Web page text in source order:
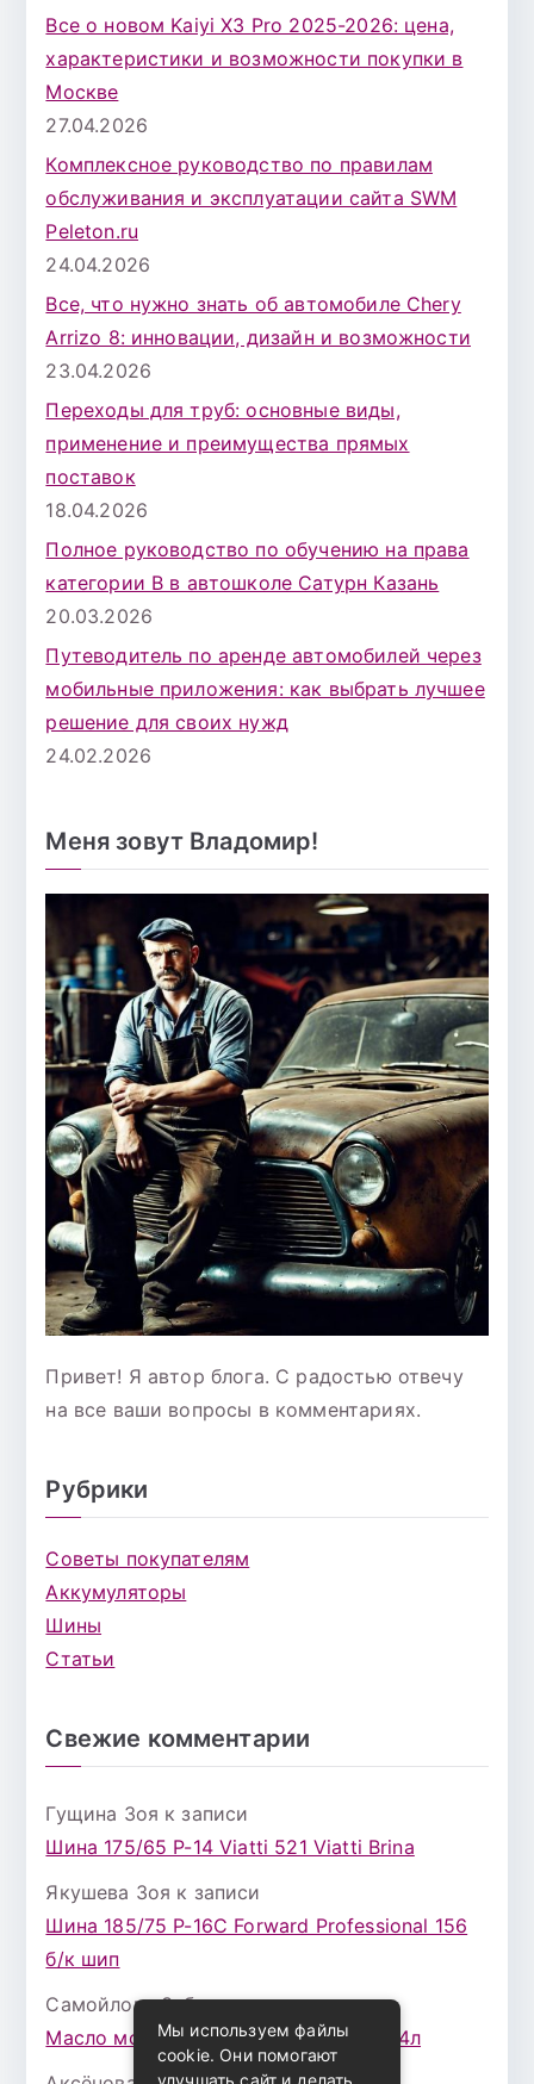
Все о новом Kaiyi X3 Pro 2025-2026: цена,
характеристики и возможности покупки в
Москве
27.04.2026
Комплексное руководство по правилам
обслуживания и эксплуатации сайта SWM
Peleton.ru
24.04.2026
Все, что нужно знать об автомобиле Chery
Arrizo 8: инновации, дизайн и возможности
23.04.2026
Переходы для труб: основные виды,
применение и преимущества прямых
поставок
18.04.2026
Полное руководство по обучению на права
категории B в автошколе Сатурн Казань
20.03.2026
Путеводитель по аренде автомобилей через
мобильные приложения: как выбрать лучшее
решение для своих нужд
24.02.2026
Меня зовут Владомир!
Привет! Я автор блога. С радостью отвечу
на все ваши вопросы в комментариях.
Рубрики
Советы покупателям
Аккумуляторы
Шины
Статьи
Свежие комментарии
Гущина Зоя к записи
Шина 175/65 Р-14 Viatti 521 Viatti Brina
Якушева Зоя к записи
Шина 185/75 Р-16С Forward Professional 156
б/к шип
Самойлова Забавак записи
Масло моторное ZIC X7 (A+) 10W30 4л
Мы используем файлы
cookie. Они помогают
улучшать сайт и делать